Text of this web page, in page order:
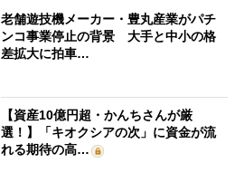
老舗遊技機メーカー・豊丸産業がパチ
ンコ事業停止の背景 大手と中小の格
差拡大に拍車…
【資産10億円超・かんちさんが厳
選！】「キオクシアの次」に資金が流
れる期待の高…